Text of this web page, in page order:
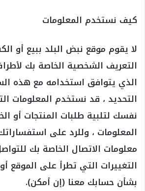
كيف نستخدم المعلومات
لا يقوم موقع نبض البلد ببيع أو
التعريف الشخصية الخاصة بك
الذي يتوافق استخدامه مع هذه
التحديد ، قد نستخدم المعلومات
نفسك لتلبية طلبات المنتجات أو
المعلومات ، وللرد على
معلومات الاتصال الخاصة بك
التغييرات التي تطرأ على الموقع
بشأن حسابك معنا (إن أمكن).